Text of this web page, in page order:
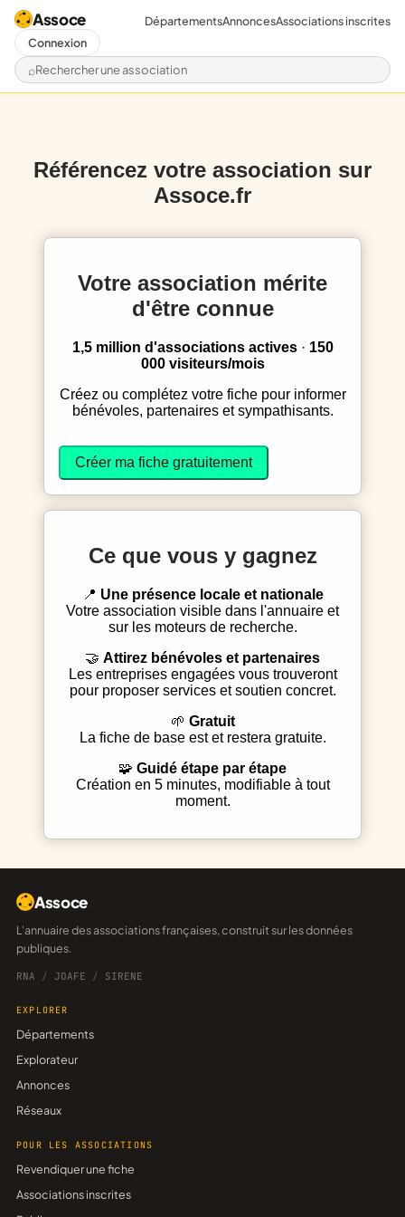
Assoce
Rechercher une association
DépartementsAnnoncesAssociations inscrites
Connexion
Référencez votre association sur
Assoce.fr
Votre association mérite
d'être connue
1,5 million d'associations actives· 150
000 visiteurs/mois
Créez ou complétez votre fiche pour informer
bénévoles, partenaires et sympathisants.
Créer ma fiche gratuitement
Ce que vous y gagnez
Une présence locale et nationale
Votre association visible dans l'annuaire et
sur les moteurs de recherche.
Attirez bénévoles et partenaires
Les entreprises engagées vous trouveront
pour proposer services et soutien concret.
Gratuit
La fiche de base est et restera gratuite.
Guidé étape par étape
Création en 5 minutes, modifiable à tout
moment.
Assoce
L'annuaire des associations françaises, construit sur les données
publiques.
RNA / JOAFE / SIRENE
EXPLORER
Départements
Explorateur
Annonces
Réseaux
POUR LES ASSOCIATIONS
Revendiquer une fiche
Associations inscrites